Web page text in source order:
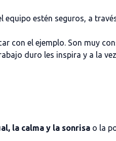
equipo estén seguros, a
con el ejemplo. Son muy
duro les inspira y a la
la calma y la sonrisa o la